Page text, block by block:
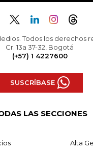
Todos los derechos
Cr. 13a 37-32, Bogotá
(+57) 1 4227600
SUSCRÍBASE
LAS SECCIONES
Alta